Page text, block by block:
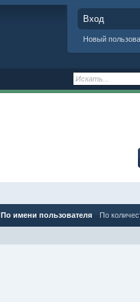
Вход
Новый
По имени пользователя По